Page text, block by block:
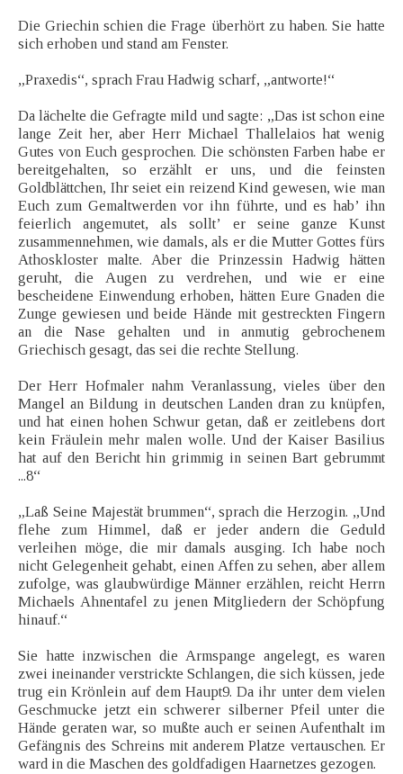
Die Griechin schien die Frage überhört zu haben. Sie hatte
sich erhoben und stand am Fenster.
„Praxedis“, sprach Frau Hadwig scharf, „antworte!“
Da lächelte die Gefragte mild und sagte: „Das ist schon eine
lange Zeit her, aber Herr Michael Thallelaios hat wenig
Gutes von Euch gesprochen. Die schönsten Farben habe er
bereitgehalten, so erzählt er uns, und die feinsten
Goldblättchen, Ihr seiet ein reizend Kind gewesen, wie man
Euch zum Gemaltwerden vor ihn führte, und es hab’ ihn
feierlich angemutet, als sollt’ er seine ganze Kunst
zusammennehmen, wie damals, als er die Mutter Gottes fürs
Athoskloster malte. Aber die Prinzessin Hadwig hätten
geruht, die Augen zu verdrehen, und wie er eine
bescheidene Einwendung erhoben, hätten Eure Gnaden die
Zunge gewiesen und beide Hände mit gestreckten Fingern
an die Nase gehalten und in anmutig gebrochenem
Griechisch gesagt, das sei die rechte Stellung.
Der Herr Hofmaler nahm Veranlassung, vieles über den
Mangel an Bildung in deutschen Landen dran zu knüpfen,
und hat einen hohen Schwur getan, daß er zeitlebens dort
kein Fräulein mehr malen wolle. Und der Kaiser Basilius
hat auf den Bericht hin grimmig in seinen Bart gebrummt
...8“
„Laß Seine Majestät brummen“, sprach die Herzogin. „Und
flehe zum Himmel, daß er jeder andern die Geduld
verleihen möge, die mir damals ausging. Ich habe noch
nicht Gelegenheit gehabt, einen Affen zu sehen, aber allem
zufolge, was glaubwürdige Männer erzählen, reicht Herrn
Michaels Ahnentafel zu jenen Mitgliedern der Schöpfung
hinauf.“
Sie hatte inzwischen die Armspange angelegt, es waren
zwei ineinander verstrickte Schlangen, die sich küssen, jede
trug ein Krönlein auf dem Haupt9. Da ihr unter dem vielen
Geschmucke jetzt ein schwerer silberner Pfeil unter die
Hände geraten war, so mußte auch er seinen Aufenthalt im
Gefängnis des Schreins mit anderem Platze vertauschen. Er
ward in die Maschen des goldfadigen Haarnetzes gezogen.